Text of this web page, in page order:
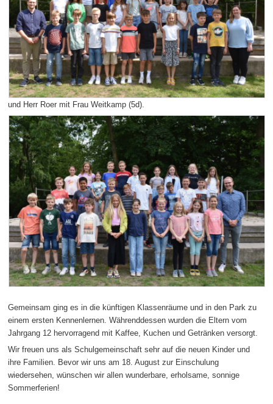
und Herr Roer mit Frau Weitkamp (5d).
Gemeinsam ging es in die künftigen Klassenräume und in den Park zu
einem ersten Kennenlernen. Währenddessen wurden die Eltern vom
Jahrgang 12 hervorragend mit Kaffee, Kuchen und Getränken versorgt.
Wir freuen uns als Schulgemeinschaft sehr auf die neuen Kinder und
ihre Familien. Bevor wir uns am 18. August zur Einschulung
wiedersehen, wünschen wir allen wunderbare, erholsame, sonnige
Sommerferien!